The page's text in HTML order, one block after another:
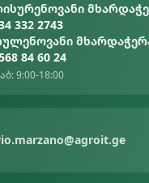
332 2743
84 60 24
9:00-18:00